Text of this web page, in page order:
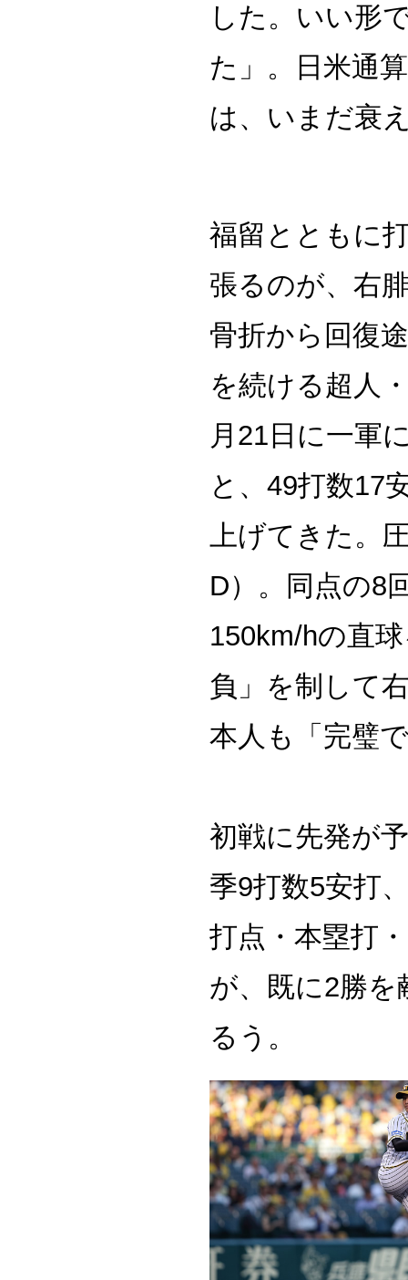
した。いい形
た」。日米通
は、いまだ衰
福留とともに
張るのが、右
骨折から回復
を続ける超人
月21日に一軍
と、49打数17
上げてきた。
D）。同点の8
150km/hの直
負」を制して
本人も「完璧
初戦に先発が
季9打数5安打
打点・本塁打
が、既に2勝
るう。